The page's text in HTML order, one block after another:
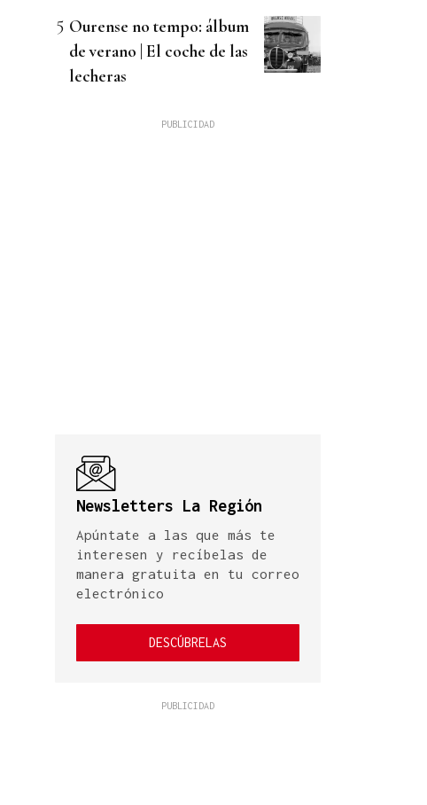
Ourense no tempo: álbum
de verano | El coche de las
lecheras
Newsletters La Región
Apúntate a las que más te
interesen y recíbelas de
manera gratuita en tu correo
electrónico
DESCÚBRELAS